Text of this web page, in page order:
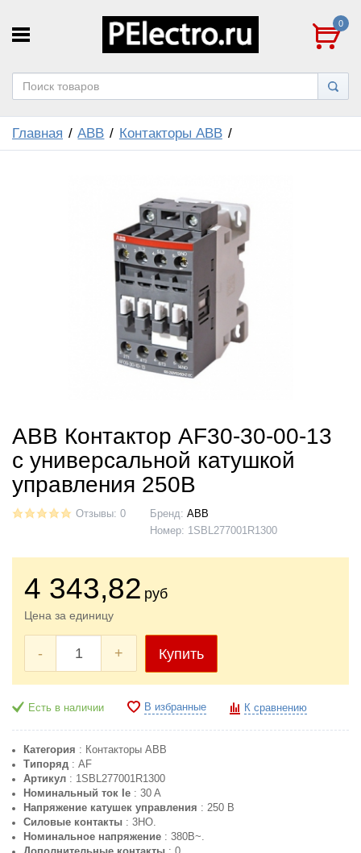
0
Главная ABB Контакторы ABB
ABB Контактор AF30-30-00-13
с универсальной катушкой
управления 250В
Отзывы: 0 Бренд: ABB
Номер: 1SBL277001R1300
4 343,82 руб
Цена за единицу
- + Купить
Есть в наличии В избранные К сравнению
Категория : Контакторы ABB
Типоряд: AF
Артикул: 1SBL277001R1300
Номинальный ток Ie: 30 A
Напряжение катушек управления : 250 В
Силовые контакты: 3НО.
Номинальное напряжение: 380В~.